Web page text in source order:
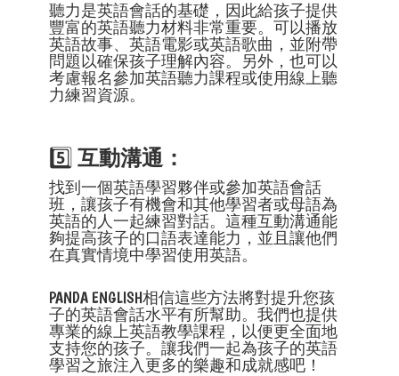
聽力是英語會話的基礎，因此給孩子提供
豐富的英語聽力材料非常重要。可以播放
英語故事、英語電影或英語歌曲，並附帶
問題以確保孩子理解內容。另外，也可以
考慮報名參加英語聽力課程或使用線上聽
力練習資源。
5️⃣ 互動溝通：
找到一個英語學習夥伴或參加英語會話
班，讓孩子有機會和其他學習者或母語為
英語的人一起練習對話。這種互動溝通能
夠提高孩子的口語表達能力，並且讓他們
在真實情境中學習使用英語。
PANDA ENGLISH相信這些方法將對提升您孩
子的英語會話水平有所幫助。我們也提供
專業的線上英語教學課程，以便更全面地
支持您的孩子。讓我們一起為孩子的英語
學習之旅注入更多的樂趣和成就感吧！